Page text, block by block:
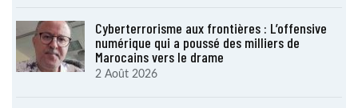
Cyberterrorisme aux frontières : L’offensive
numérique qui a poussé des milliers de
Marocains vers le drame
2 Août 2026